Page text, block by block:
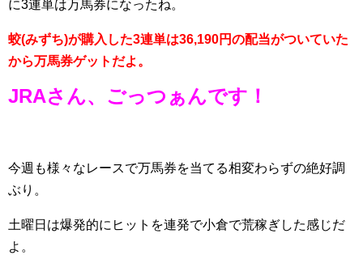
に3連単は万馬券になったね。
蛟(みずち)が購入した3連単は36,190円の配当がついていた
から万馬券ゲットだよ。
JRAさん、ごっつぁんです！
今週も様々なレースで万馬券を当てる相変わらずの絶好調
ぶり。
土曜日は爆発的にヒットを連発で小倉で荒稼ぎした感じだ
よ。